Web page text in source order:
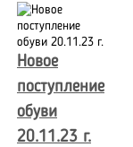
Новое
поступление
обуви
20.11.23 г.